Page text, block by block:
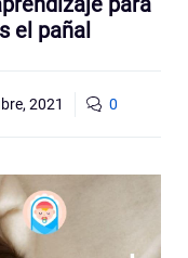
el pañal
2021 0